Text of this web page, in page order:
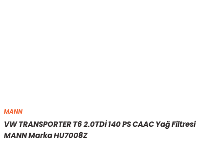
MANN
VW TRANSPORTER T6 2.0TDİ 140 PS CAAC Yağ Filtresi
MANN Marka HU7008Z